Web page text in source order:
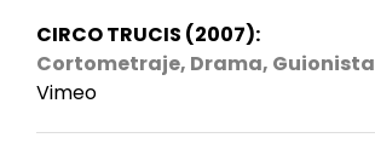
CIRCO TRUCIS (2007):
Cortometraje, Drama, Guionista
Vimeo